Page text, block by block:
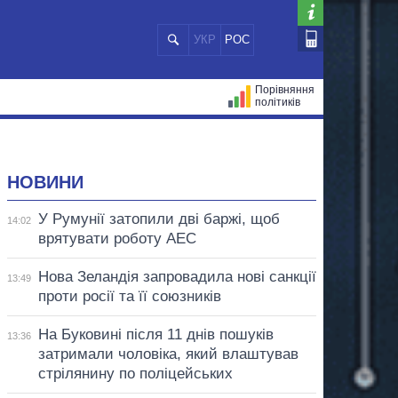
УКР РОС
Порівняння
політиків
НОВИНИ
14:02
У Румунії затопили дві баржі, щоб
врятувати роботу АЕС
13:49
Нова Зеландія запровадила нові санкції
проти росії та її союзників
13:36
На Буковині після 11 днів пошуків
затримали чоловіка, який влаштував
стрілянину по поліцейських